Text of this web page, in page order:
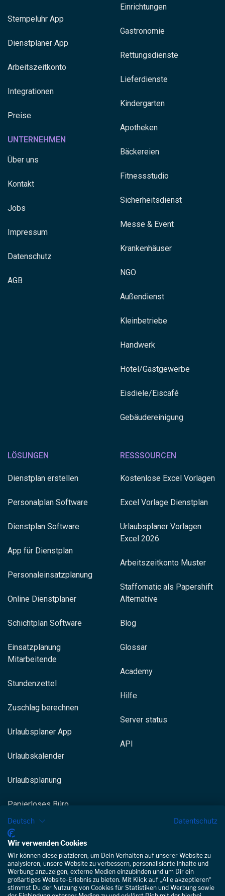
Stempeluhr App
Dienstplaner App
Arbeitszeitkonto
Integrationen
Preise
UNTERNEHMEN
Über uns
Kontakt
Jobs
Impressum
Datenschutz
AGB
LÖSUNGEN
Dienstplan erstellen
Personalplan Software
Dienstplan Software
App für Dienstplan
Personaleinsatzplanung
Online Dienstplaner
Schichtplan Software
Einsatzplanung
Mitarbeitende
Stundenzettel
Zuschlag berechnen
Urlaubsplaner App
Urlaubskalender
Urlaubsplanung
Papierloses Büro
Digitale Zeiterfassung
Arbeitszeit App
Einrichtungen
Gastronomie
Rettungsdienste
Lieferdienste
Kindergarten
Apotheken
Bäckereien
Fitnessstudio
Sicherheitsdienst
Messe & Event
Krankenhäuser
NGO
Außendienst
Kleinbetriebe
Handwerk
Hotel/Gastgewerbe
Eisdiele/Eiscafé
Gebäudereinigung
RESSSOURCEN
Kostenlose Excel Vorlagen
Excel Vorlage Dienstplan
Urlaubsplaner Vorlagen
Excel 2026
Arbeitszeitkonto Muster
Staffomatic als Papershift
Alternative
Blog
Glossar
Academy
Hilfe
Server status
API
Deutsch Datentschutz
Wir verwenden Cookies
Wir können diese platzieren, um Dein Verhalten auf unserer Website zu
analysieren, unsere Website zu verbessern, personalisierte Inhalte und
Werbung anzuzeigen, externe Medien einzubinden und um Dir ein
großartiges Website-Erlebnis zu bieten. Mit Klick auf „Alle akzeptieren“
stimmst Du der Nutzung von Cookies für Statistiken und Werbung sowie
Staffomatic
100%
Empfehlungen auf
GUT